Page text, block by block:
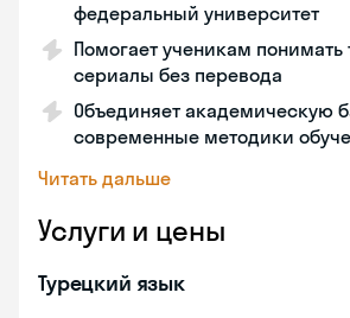
федеральный университет
Помогает ученикам понимать
сериалы без перевода
Объединяет академическую
современные методики
Читать дальше
Услуги и цены
Турецкий язык